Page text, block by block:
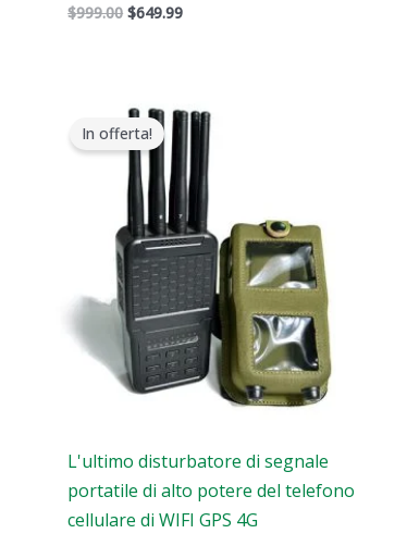
$999.00 $649.99
In offerta!
L'ultimo disturbatore di segnale
portatile di alto potere del telefono
cellulare di WIFI GPS 4G
Il
prezzo
originale
era:
$769.00.
prezzo
attuale
è:
$426.69.